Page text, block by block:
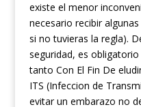
existe el menor
necesario recibir
si no tuvieras la regla).
seguridad, es
tanto Con El Fin De
ITS (Infeccion de
evitar un embarazo no